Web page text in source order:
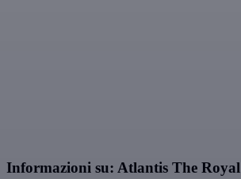
Informazioni su: Atlantis The Royal